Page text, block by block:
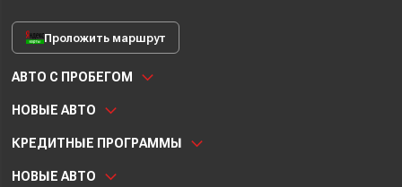
Проложить маршрут
АВТО С ПРОБЕГОМ
НОВЫЕ АВТО
КРЕДИТНЫЕ ПРОГРАММЫ
НОВЫЕ АВТО